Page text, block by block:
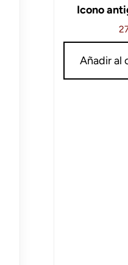
Icono
Añadir al